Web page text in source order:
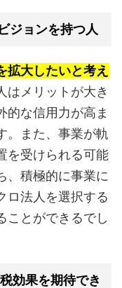
ジョンを持つ人
拡大したいと考え
はメリットが大き
的な信用力が高ま
。また、事業が軌
を受けられる可能
、積極的に事業に
ロ法人を選択する
ことができるでし
効果を期待でき